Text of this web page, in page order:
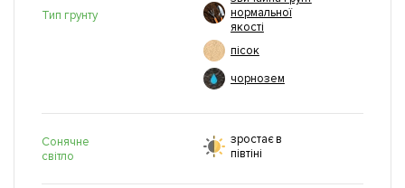
Тип грунту
нормальної
якості
пісок
чорнозем
Сонячне
світло
зростає в
півтіні